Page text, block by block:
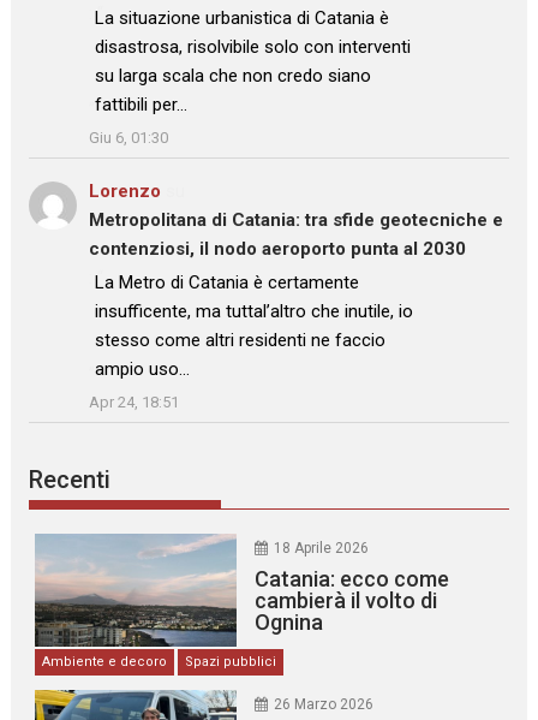
: “La situazione urbanistica di Catania è
disastrosa, risolvibile solo con interventi
su larga scala che non credo siano
fattibili per…
”
Giu 6, 01:30
Lorenzo
Metropolitana di Catania: tra sfide geotecniche e
contenziosi, il nodo aeroporto punta al 2030
: “La Metro di Catania è certamente
insufficente, ma tuttal’altro che inutile, io
stesso come altri residenti ne faccio
ampio uso…
”
Apr 24, 18:51
Recenti
18 Aprile 2026
Catania: ecco come
cambierà il volto di
Ognina
Ambiente e decoro Spazi pubblici
26 Marzo 2026